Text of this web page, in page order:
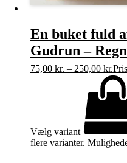
En buket fuld
Gudrun –
75,00 kr. – 250,00 kr.
Vælg variant
flere varianter.